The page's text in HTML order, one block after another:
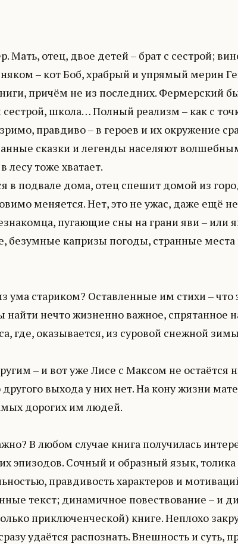
отец, двое детей – брат с сестрой;
– кот Боб, храбрый и упрямый мерин
причём не из последних. Фермерский
школа… Полный реализм – как с
правдиво – в героев и их окружение
сказки и легенды населяют
тоже хватает.
в подвале дома, отец спешит домой из
меняется. Нет, это не ужас, даже ещё
пугающие сны на грани яви – или
безумные капризы погоды, странные места
стариком? Оставленные им стихи – что
нечто жизненно важное, спрятанное
где, оказывается, из суровой снежной
– и вот уже Лисе с Максом не остаётся
выхода у них нет. На кону жизни
дорогих им людей.
В любом случае книга получилась
эпизодов. Сочный и образный язык,
правдивость характеров и
текст; динамичное повествование – и
приключенческой) книге. Неплохо
удаётся распознать. Внешность и суть,